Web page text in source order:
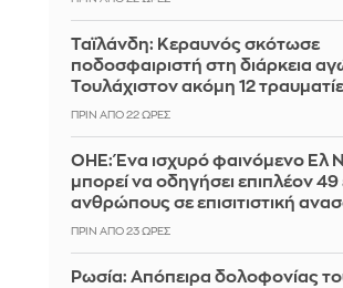
Ταϊλάνδη: Κεραυνός σκότωσε
ποδοσφαιριστή στη διάρκεια
Τουλάχιστον ακόμη 12
ΠΡΙΝ ΑΠΌ 22 ΏΡΕΣ
ΟΗΕ: Ένα ισχυρό φαινόμενο Ελ
μπορεί να οδηγήσει επιπλέον 49
ανθρώπους σε επισιτιστική
ΠΡΙΝ ΑΠΌ 23 ΏΡΕΣ
Ρωσία: Απόπειρα δολοφονίας